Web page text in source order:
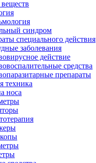
синдром
специального действия
заболевания
действие
средства
препараты
техника
носа